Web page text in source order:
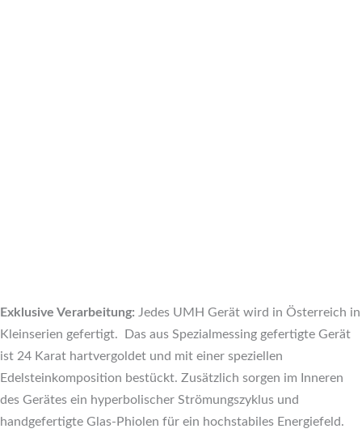
Exklusive Verarbeitung: Jedes UMH Gerät wird in Österreich in
Kleinserien gefertigt. Das aus Spezialmessing gefertigte Gerät
ist 24 Karat hartvergoldet und mit einer speziellen
Edelsteinkomposition bestückt. Zusätzlich sorgen im Inneren
des Gerätes ein hyperbolischer Strömungszyklus und
handgefertigte Glas-Phiolen für ein hochstabiles Energiefeld.